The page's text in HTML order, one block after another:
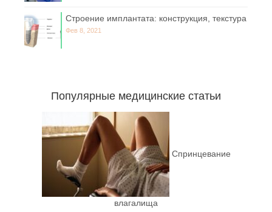
Строение имплантата: конструкция, текстура
Фев 8, 2021
Популярные медицинские статьи
Спринцевание
влагалища